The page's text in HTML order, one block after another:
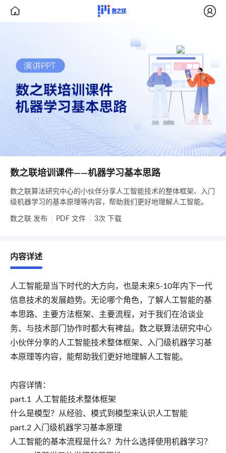
 
数之联培训课件——机器学习基本思路
数之联算法研究中心的小伙伴分享人工智能技术的整体框架、入门
级机器学习的基本原理等内容，帮助我们更好地理解人工智能。
数之联 发布 PDF 文件 3次 下载
内容详述
人工智能是当下时代的大方向，也是未来5-10年内下一代
信息技术的发展趋势。无论哪个角色，了解人工智能的基
本思路、主要方法框架、主要流程，对于我们在洽谈业
务、与技术部门协作时都大有裨益。数之联算法研究中心
小伙伴分享的人工智能技术整体框架、入门级机器学习基
本原理等内容，能帮助我们更好地理解人工智能。
内容详情：
part.1 人工智能技术整体框架
什么是模型？从经验、模式到模型来认识人工智能
part.2 入门级机器学习基本原理
人工智能的基本流程是什么？为什么选择使用机器学习？